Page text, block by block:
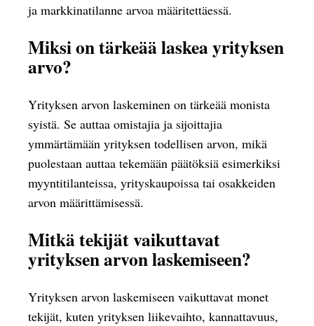
ja markkinatilanne arvoa määritettäessä.
Miksi on tärkeää laskea yrityksen
arvo?
Yrityksen arvon laskeminen on tärkeää monista
syistä. Se auttaa omistajia ja sijoittajia
ymmärtämään yrityksen todellisen arvon, mikä
puolestaan auttaa tekemään päätöksiä esimerkiksi
myyntitilanteissa, yrityskaupoissa tai osakkeiden
arvon määrittämisessä.
Mitkä tekijät vaikuttavat
yrityksen arvon laskemiseen?
Yrityksen arvon laskemiseen vaikuttavat monet
tekijät, kuten yrityksen liikevaihto, kannattavuus,